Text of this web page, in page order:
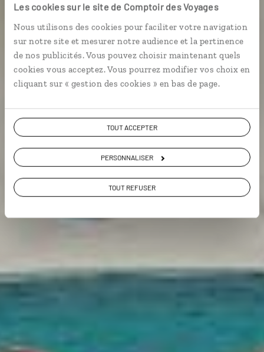
Les cookies sur le site de Comptoir des Voyages
Nous utilisons des cookies pour faciliter votre navigation
sur notre site et mesurer notre audience et la pertinence
de nos publicités. Vous pouvez choisir maintenant quels
cookies vous acceptez. Vous pourrez modifier vos choix en
cliquant sur « gestion des cookies » en bas de page.
TOUT ACCEPTER
PERSONNALISER
TOUT REFUSER
Voyage Zanzibar
VOIR NOS 6 IDÉES DE VOYAGE À ZANZIBAR